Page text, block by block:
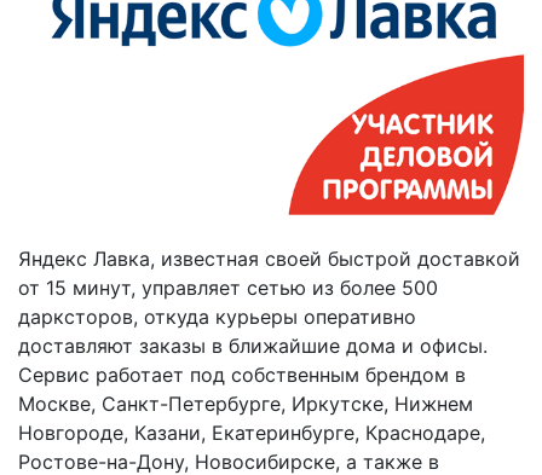
Яндекс Лавка, известная своей быстрой доставкой
от 15 минут, управляет сетью из более 500
дарксторов, откуда курьеры оперативно
доставляют заказы в ближайшие дома и офисы.
Сервис работает под собственным брендом в
Москве, Санкт-Петербурге, Иркутске, Нижнем
Новгороде, Казани, Екатеринбурге, Краснодаре,
Ростове-на-Дону, Новосибирске, а также в